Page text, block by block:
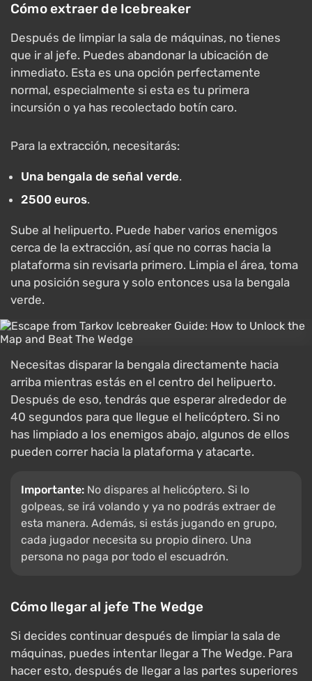
Cómo extraer de Icebreaker
Después de limpiar la sala de máquinas, no tienes
que ir al jefe. Puedes abandonar la ubicación de
inmediato. Esta es una opción perfectamente
normal, especialmente si esta es tu primera
incursión o ya has recolectado botín caro.
Para la extracción, necesitarás:
Una bengala de señal verde.
2500 euros.
Sube al helipuerto. Puede haber varios enemigos
cerca de la extracción, así que no corras hacia la
plataforma sin revisarla primero. Limpia el área, toma
una posición segura y solo entonces usa la bengala
verde.
Necesitas disparar la bengala directamente hacia
arriba mientras estás en el centro del helipuerto.
Después de eso, tendrás que esperar alrededor de
40 segundos para que llegue el helicóptero. Si no
has limpiado a los enemigos abajo, algunos de ellos
pueden correr hacia la plataforma y atacarte.
Importante: No dispares al helicóptero. Si lo
golpeas, se irá volando y ya no podrás extraer de
esta manera. Además, si estás jugando en grupo,
cada jugador necesita su propio dinero. Una
persona no paga por todo el escuadrón.
Cómo llegar al jefe The Wedge
Si decides continuar después de limpiar la sala de
máquinas, puedes intentar llegar a The Wedge. Para
hacer esto, después de llegar a las partes superiores